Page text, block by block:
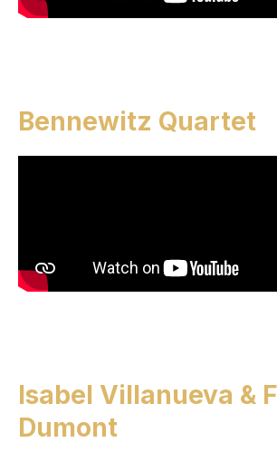
Bennewitz Quartet
Isabel Villanueva &
Dumont